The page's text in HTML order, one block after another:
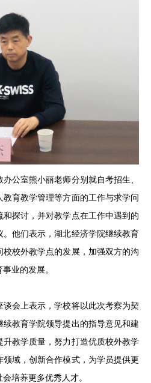
室熊小丽老师分别就自考招生、
育教学管理等方面的工作与求学问
探讨，并对教学点在工作中遇到的
他们表示，湖北经济学院继续教育
校外教学点的发展，加强双方的沟
业的发展。
会上表示，学校将以此次考察为契
教育学院领导提出的指导意见和建
教学质量，努力打造优质校外教学
领域，创新合作模式，为学员提供更
培养更多优秀人才。